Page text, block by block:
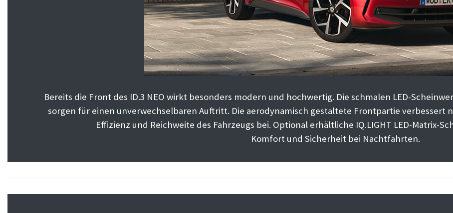
Bereits die Front des ID.3 NEO wirkt besonders modern und hochwertig. Die schmalen LED-
sorgen für einen unverwechselbaren Auftritt. Die aerodynamisch gestaltete Frontpartie verbessert
Effizienz und Reichweite des Fahrzeugs bei. Optional erhältliche IQ.LIGHT LED-Matrix-
Komfort und Sicherheit bei Nachtfahrten.